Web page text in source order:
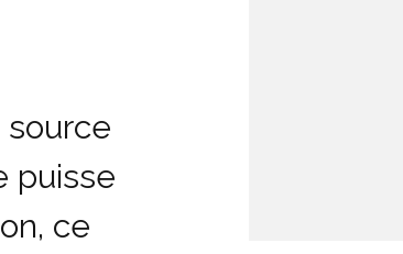
source
puisse
ce